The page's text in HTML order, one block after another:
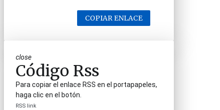
COPIAR ENLACE
close
Código Rss
Para copiar el enlace RSS en el portapapeles,
haga clic en el botón.
RSS link